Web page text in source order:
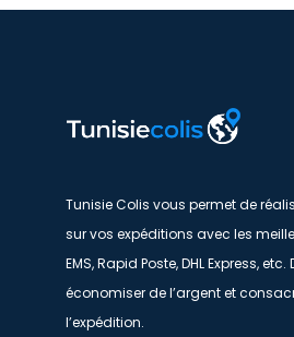
Tunisie Colis vous permet de
sur vos expéditions avec les
EMS, Rapid Poste, DHL Express,
économiser de l’argent et
l’expédition.